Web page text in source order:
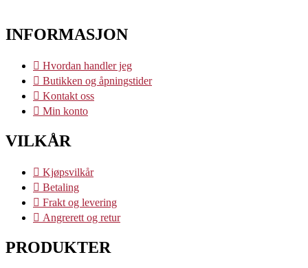
INFORMASJON
Hvordan handler jeg
Butikken og åpningstider
Kontakt oss
Min konto
VILKÅR
Kjøpsvilkår
Betaling
Frakt og levering
Angrerett og retur
PRODUKTER